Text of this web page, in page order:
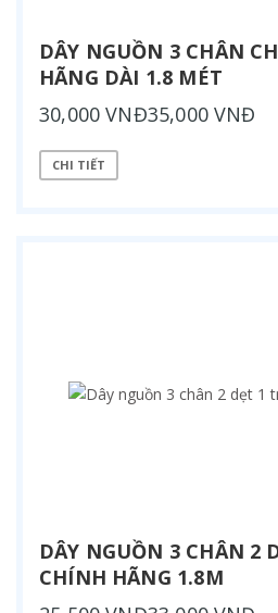
DÂY NGUỒN 3 CHÂN
HÃNG DÀI 1.8 MÉT
30,000 VNĐ35,000 VNĐ
CHI TIẾT
DÂY NGUỒN 3 CHÂN 2
CHÍNH HÃNG 1.8M